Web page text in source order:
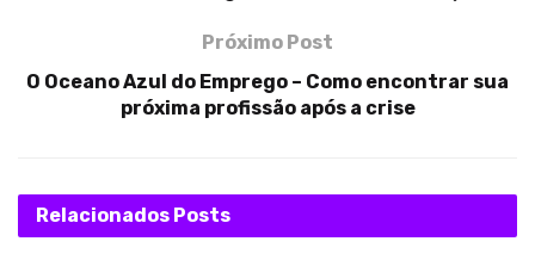
Próximo Post
O Oceano Azul do Emprego – Como encontrar sua
próxima profissão após a crise
Relacionados Posts